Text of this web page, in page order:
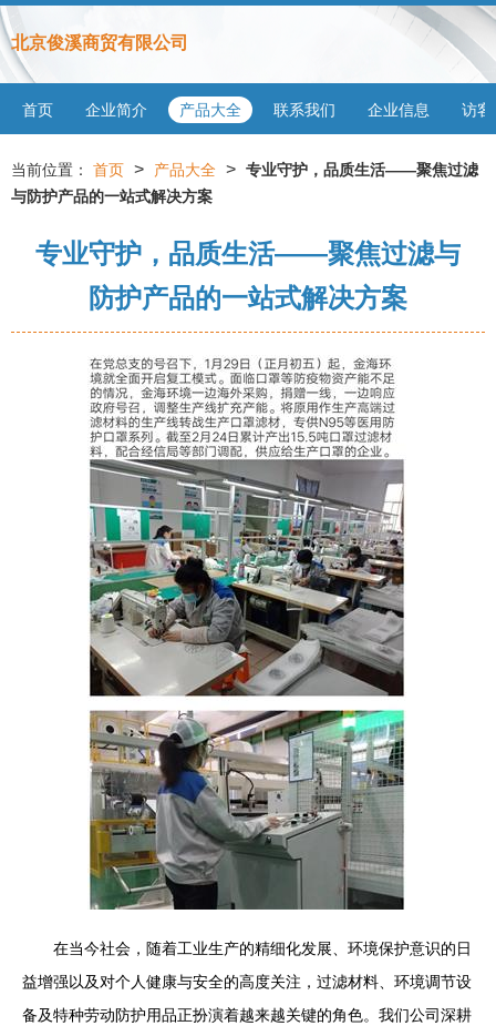
北京俊溪商贸有限公司
首页 企业简介 产品大全 联系我们 企业信息 访客
当前位置： 首页 > 产品大全 > 专业守护，品质生活——聚焦过滤
与防护产品的一站式解决方案
专业守护，品质生活——聚焦过滤与
防护产品的一站式解决方案
在当今社会，随着工业生产的精细化发展、环境保护意识的日
益增强以及对个人健康与安全的高度关注，过滤材料、环境调节设
备及特种劳动防护用品正扮演着越来越关键的角色。我们公司深耕